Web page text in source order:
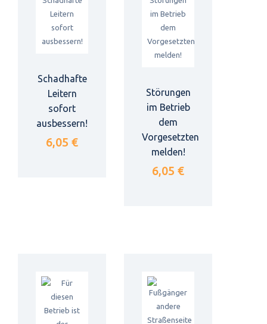
Schadhafte
Leitern
sofort
ausbessern!
6,05 €
Störungen
im Betrieb
dem
Vorgesetzten
melden!
6,05 €